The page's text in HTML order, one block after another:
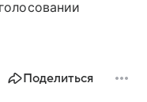
Поделиться